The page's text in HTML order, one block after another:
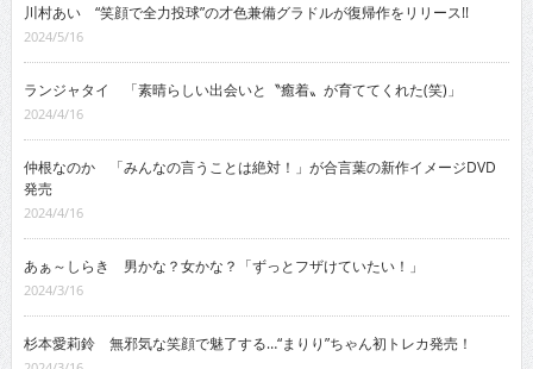
川村あい “笑顔で全力投球”の才色兼備グラドルが復帰作をリリース!!
2024/5/16
ランジャタイ 「素晴らしい出会いと〝癒着〟が育ててくれた(笑)」
2024/4/16
仲根なのか 「みんなの言うことは絶対！」が合言葉の新作イメージDVD
発売
2024/4/16
あぁ～しらき 男かな？女かな？「ずっとフザけていたい！」
2024/3/16
杉本愛莉鈴 無邪気な笑顔で魅了する…“まりり”ちゃん初トレカ発売！